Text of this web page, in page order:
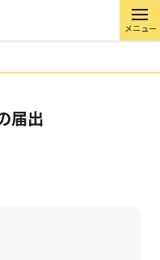
メニュー
届出